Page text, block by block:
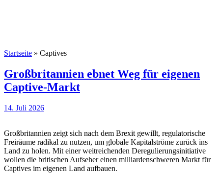
Startseite » Captives
Großbritannien ebnet Weg für eigenen
Captive-Markt
14. Juli 2026
Großbritannien zeigt sich nach dem Brexit gewillt, regulatorische
Freiräume radikal zu nutzen, um globale Kapitalströme zurück ins
Land zu holen. Mit einer weitreichenden Deregulierungsinitiative
wollen die britischen Aufseher einen milliardenschweren Markt für
Captives im eigenen Land aufbauen.